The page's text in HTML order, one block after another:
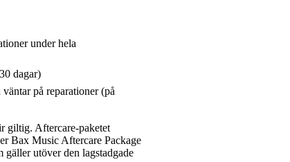
under hela
dagar)
på reparationer (på
giltig. Aftercare-paketet
Bax Music Aftercare Package
utöver den lagstadgade